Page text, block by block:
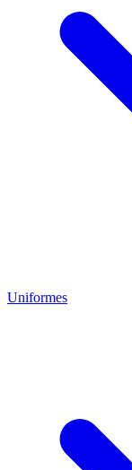
Uniformes